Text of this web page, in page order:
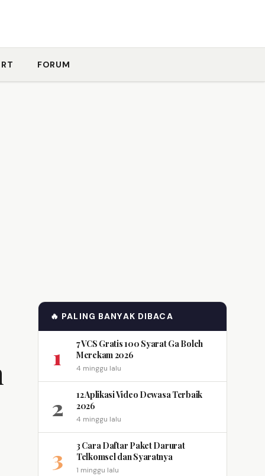
FORUM
🔥 PALING BANYAK DIBACA
1
7 VCS Gratis 100 Syarat Ga Boleh
Merekam 2026
4 minggu lalu
2
12 Aplikasi Video Dewasa Terbaik
2026
4 minggu lalu
3
3 Cara Daftar Paket Darurat
Telkomsel dan Syaratnya
1 minggu lalu